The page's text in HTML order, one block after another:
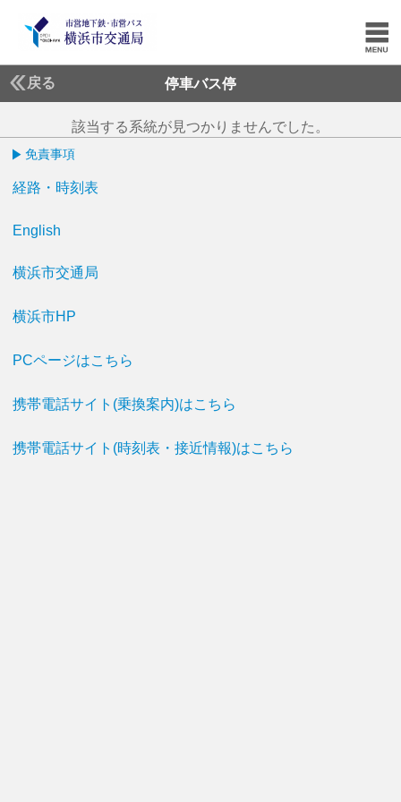
戻る 停車バス停
該当する系統が見つかりませんでした。
免責事項
経路・時刻表
English
横浜市交通局
横浜市HP
PCページはこちら
携帯電話サイト(乗換案内)はこちら
携帯電話サイト(時刻表・接近情報)はこちら